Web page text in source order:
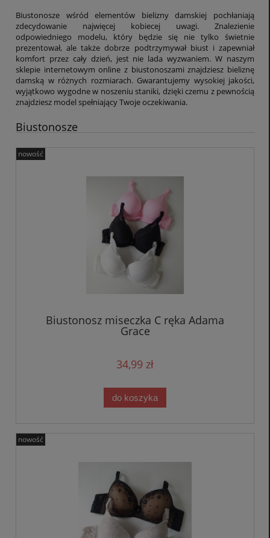
Biustonosze wśród elementów bielizny damskiej pochłaniają
zdecydowanie najwięcej kobiecej uwagi. Znalezienie
odpowiedniego modelu, który będzie się nie tylko świetnie
prezentował, ale także dobrze podtrzymywał biust i zapewniał
komfort przez cały dzień, jest nie lada wyzwaniem. W naszym
sklepie internetowym online z biustonoszami znajdziesz bieliznę
damską w różnych rozmiarach. Gwarantujemy wysokiej jakości,
wyjątkowo wygodne w noszeniu staniki, dzięki czemu z pewnością
znajdziesz model spełniający Twoje oczekiwania.
Biustonosze
Biustonosz miseczka C ręka Adama
Grace
34,99 zł
do koszyka
nowość
nowość